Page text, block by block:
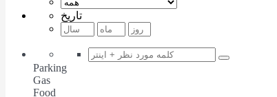
تاریخ
Parking
Gas
Food